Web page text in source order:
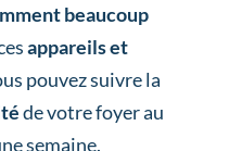
beaucoup
appareils et
pouvez suivre la
de votre foyer au
semaine.